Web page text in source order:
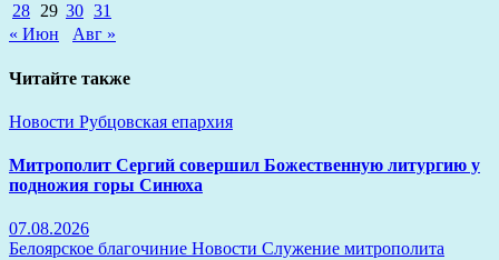
28 29 30 31
« Июн
Авг »
Читайте также
Новости Рубцовская епархия
Митрополит Сергий совершил Божественную литургию у
подножия горы Синюха
07.08.2026
Белоярское благочиние Новости Служение митрополита